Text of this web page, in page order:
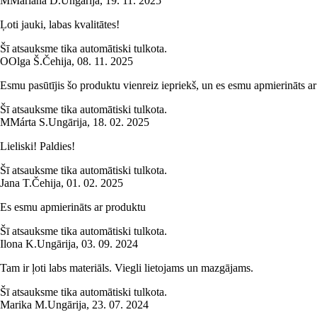
Ļoti jauki, labas kvalitātes!
Šī atsauksme tika automātiski tulkota.
OOlga Š.Čehija, 08. 11. 2025
Esmu pasūtījis šo produktu vienreiz iepriekš, un es esmu apmierināts
Šī atsauksme tika automātiski tulkota.
MMárta S.Ungārija, 18. 02. 2025
Lieliski! Paldies!
Šī atsauksme tika automātiski tulkota.
Jana T.Čehija, 01. 02. 2025
Es esmu apmierināts ar produktu
Šī atsauksme tika automātiski tulkota.
Ilona K.Ungārija, 03. 09. 2024
Tam ir ļoti labs materiāls. Viegli lietojams un mazgājams.
Šī atsauksme tika automātiski tulkota.
Marika M.Ungārija, 23. 07. 2024